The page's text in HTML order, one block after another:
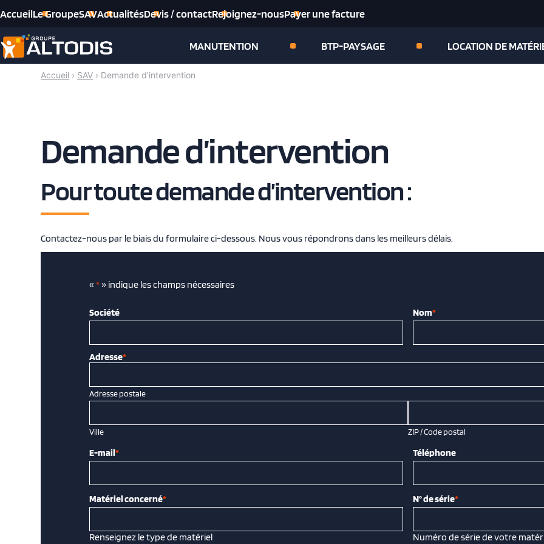
AccueilLe GroupeSAVActualitésDevis / contactRejoignez-nousPayer une facture
MANUTENTION BTP-PAYSAGE LOCATION DE
P
s
s
Accueil › SAV › Demande d’intervention
Demande d’intervention
Pour toute demande d’intervention :
Contactez-nous par le biais du formulaire ci-dessous. Nous vous répondrons dans les meilleurs délais.
«*» indique les champs nécessaires
Société Nom*
Adresse*
Adresse postale
Ville ZIP / Code postal
E-mail* Téléphone
Matériel concerné*
Renseignez le type de matériel
N° de série*
Numéro de série de votre